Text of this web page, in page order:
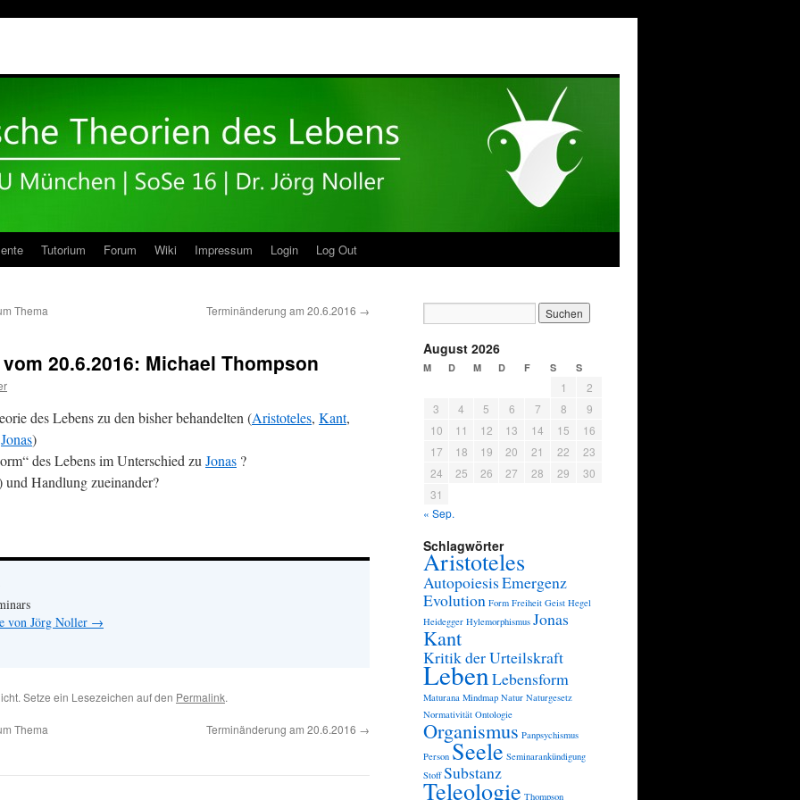
Tutorium Forum Wiki Impressum Login Log Out
Thema
Terminänderung am 20.6.2016 →
20.6.2016: Michael Thompson
des Lebens zu den bisher behandelten (Aristoteles, Kant,
Jonas)
des Lebens im Unterschied zu Jonas ?
und Handlung zueinander?
von Jörg Noller →
Setze ein Lesezeichen auf den Permalink.
Thema
Terminänderung am 20.6.2016 →
August 2026
M D M D F S S
1
2
3
4 5 6 7 8
9
10
11 12 13 14 15
16
17
18 19 20 21 22
23
24
25 26 27 28 29
30
31
« Sep.
Schlagwörter
Aristoteles
AutopoiesisEmergenz
Evolution Form Freiheit Geist Hegel
Heidegger Hylemorphismus Jonas
Kant
Kritik der Urteilskraft
LebenLebensform
Maturana Mindmap Natur Naturgesetz
Normativität Ontologie
Organismus Panpsychismus
Person Seele Seminarankündigung
Stoff Substanz
Teleologie Thompson